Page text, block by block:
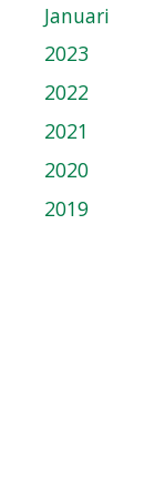
Januari
2023
2022
2021
2020
2019